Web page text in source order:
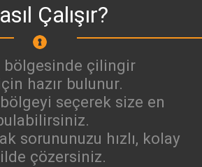
Çalışır?
bölgesinde çilingir
hazır bulunur.
seçerek size en
sorununuzu hızlı, kolay
çözersiniz.